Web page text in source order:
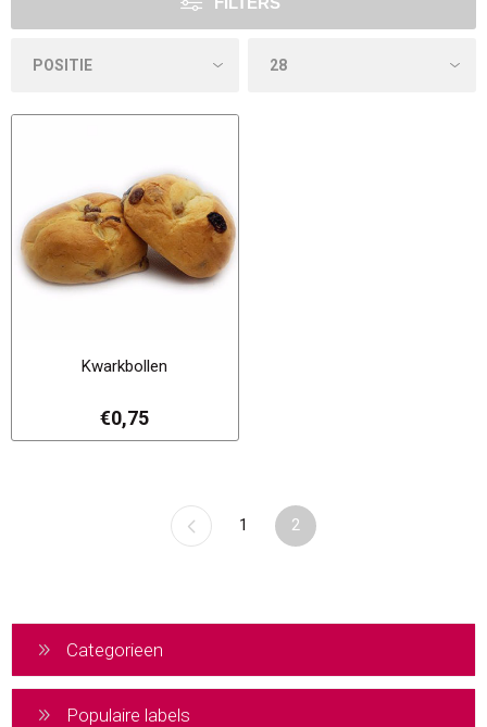
Kwarkbollen
€0,75
1 2
Categorieen
Populaire labels